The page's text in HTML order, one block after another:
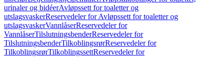
urinaler og bidéerAvløpssett for toaletter og
utslagsvaskerReservedeler for Avløpssett for toaletter og
utslagsvaskerVannlåserReservedeler for
VannlåserTilslutningsbenderReservedeler for
TilslutningsbenderTilkoblingsrørReservedeler for
TilkoblingsrørTilkoblingssettReservedeler for